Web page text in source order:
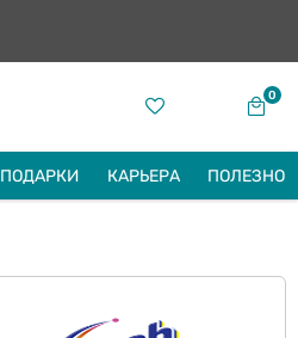
0
ПОДАРКИ КАРЬЕРА ПОЛЕЗНО